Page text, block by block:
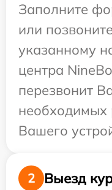
Заполните
или
указанному
центра
перезвонит
необходимых
Вашего
2
Выезд